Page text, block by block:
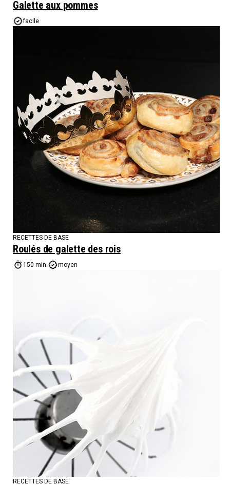
Galette aux pommes
facile
RECETTES DE BASE
Roulés de galette des rois
150 min. moyen
RECETTES DE BASE